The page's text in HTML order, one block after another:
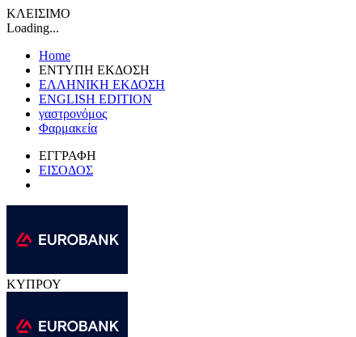
ΚΛΕΙΣΙΜΟ
Loading...
Home
ΕΝΤΥΠΗ ΕΚΔΟΣΗ
ΕΛΛΗΝΙΚΗ ΕΚΔΟΣΗ
ENGLISH EDITION
γαστρονόμος
Φαρμακεία
ΕΓΓΡΑΦΗ
ΕΙΣΟΔΟΣ
ΚΥΠΡΟΥ